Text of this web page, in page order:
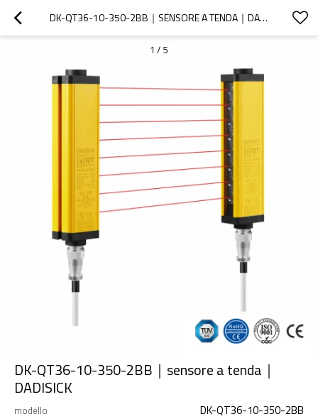
DK-QT36-10-350-2BB｜SENSORE A TENDA｜DADISICK
1 / 5
DK-QT36-10-350-2BB｜sensore a tenda｜
DADISICK
modello DK-QT36-10-350-2BB